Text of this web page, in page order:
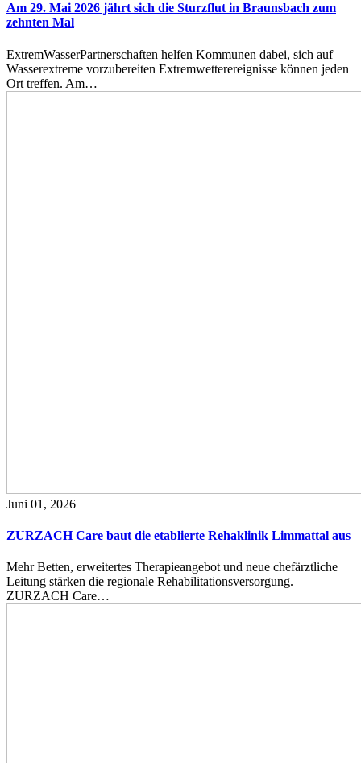
Am 29. Mai 2026 jährt sich die Sturzflut in Braunsbach zum
zehnten Mal
ExtremWasserPartnerschaften helfen Kommunen dabei, sich auf
Wasserextreme vorzubereiten Extremwetterereignisse können jeden
Ort treffen. Am…
Juni 01, 2026
ZURZACH Care baut die etablierte Rehaklinik Limmattal aus
Mehr Betten, erweitertes Therapieangebot und neue chefärztliche
Leitung stärken die regionale Rehabilitationsversorgung.
ZURZACH Care…